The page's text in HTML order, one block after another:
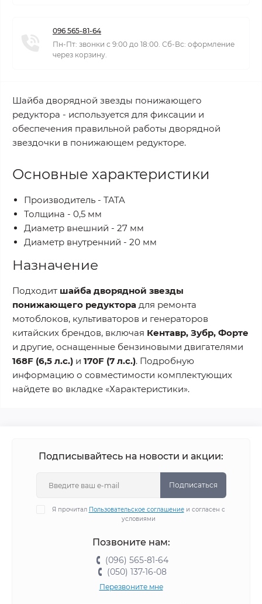
096 565-81-64
Пн-Пт: звонки с 9:00 до 18:00. Сб-Вс: оформление
через корзину.
Шайба дворядной звезды понижающего
редуктора - используется для фиксации и
обеспечения правильной работы дворядной
звездочки в понижающем редукторе.
Основные характеристики
Производитель - TATA
Толщина - 0,5 мм
Диаметр внешний - 27 мм
Диаметр внутренний - 20 мм
Назначение
Подходит шайба дворядной звезды
понижающего редуктора для ремонта
мотоблоков, культиваторов и генераторов
китайских брендов, включая Кентавр, Зубр, Форте
и другие, оснащенные бензиновыми двигателями
168F (6,5 л.с.) и 170F (7 л.с.). Подробную
информацию о совместимости комплектующих
найдете во вкладке «Характеристики».
Подписывайтесь на новости и акции:
Подписаться
Я прочитал Пользовательское соглашениеи согласен с
условиями
Позвоните нам:
(096) 565-81-64
(050) 137-16-08
Перезвоните мне